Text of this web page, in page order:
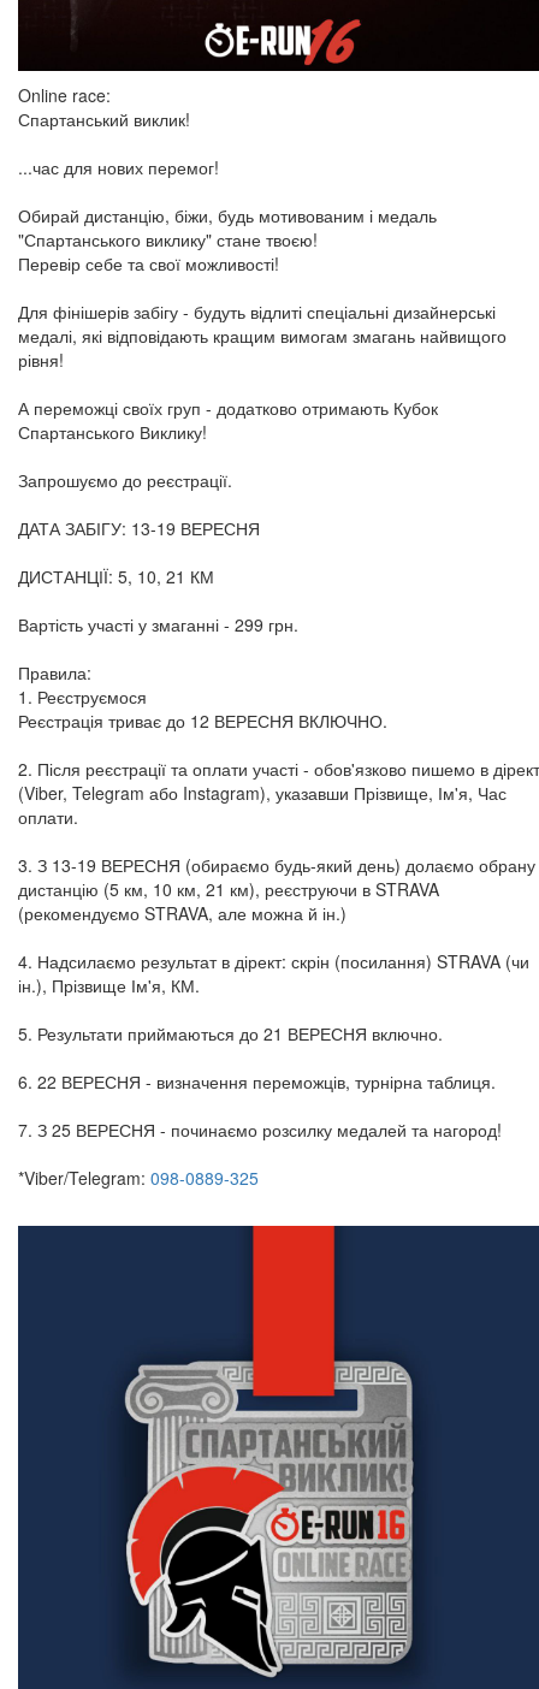
Online race:
Спартанський виклик!
...час для нових перемог!
Обирай дистанцію, біжи, будь мотивованим і медаль
"Спартанського виклику" стане твоєю!
Перевір себе та свої можливості!
Для фінішерів забігу - будуть відлиті спеціальні дизайнерські
медалі, які відповідають кращим вимогам змагань найвищого
рівня!
А переможці своїх груп - додатково отримають Кубок
Спартанського Виклику!
Запрошуємо до реєстрації.
ДАТА ЗАБІГУ: 13-19 ВЕРЕСНЯ
ДИСТАНЦІЇ: 5, 10, 21 КМ
Вартість участі у змаганні - 299 грн.
Правила:
1. Реєструємося
Реєстрація триває до 12 ВЕРЕСНЯ ВКЛЮЧНО.
2. Після реєстрації та оплати участі - обов'язково пишемо в
(Viber, Telegram або Instagram), указавши Прізвище, Ім'я, Час
оплати.
3. З 13-19 ВЕРЕСНЯ (обираємо будь-який день) долаємо обрану
дистанцію (5 км, 10 км, 21 км), реєструючи в STRAVA
(рекомендуємо STRAVA, але можна й ін.)
4. Надсилаємо результат в дірект: скрін (посилання) STRAVA (чи
ін.), Прізвище Ім'я, КМ.
5. Результати приймаються до 21 ВЕРЕСНЯ включно.
6. 22 ВЕРЕСНЯ - визначення переможців, турнірна таблиця.
7. З 25 ВЕРЕСНЯ - починаємо розсилку медалей та нагород!
*Viber/Telegram: 098-0889-325